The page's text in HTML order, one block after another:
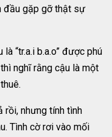
đầu gặp gỡ thật sự
“tr.a.i b.a.o” được phú
nghĩ rằng cậu là một
rồi, nhưng tính tình
Tình cờ rơi vào mối